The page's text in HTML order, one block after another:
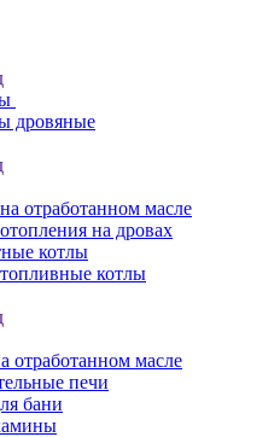
дровяные
отработанном масле
на дровах
котлы
котлы
отработанном масле
печи
бани